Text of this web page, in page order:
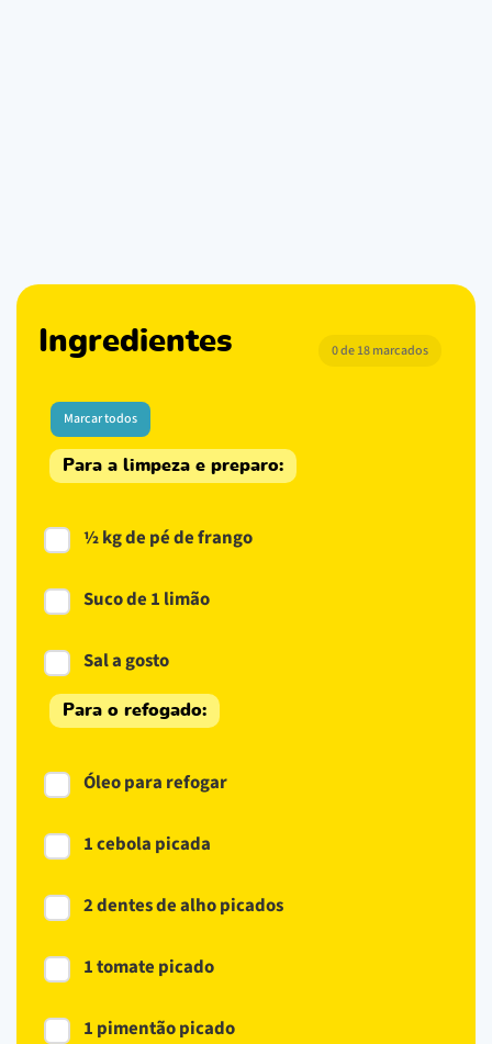
Ingredientes 0 de 18 marcados
Marcar todos
Para a limpeza e preparo:
½ kg de pé de frango
Suco de 1 limão
Sal a gosto
Para o refogado:
Óleo para refogar
1 cebola picada
2 dentes de alho picados
1 tomate picado
1 pimentão picado